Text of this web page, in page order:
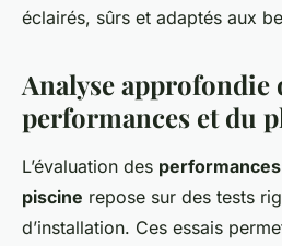
éclairés, sûrs et adaptés aux
Analyse approfondie
performances et du
L’évaluation des
piscine repose sur des tests
d’installation. Ces essais